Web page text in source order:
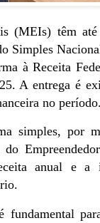
(MEIs) têm
Simples
à Receita
A entrega é
no período.
simples, por
anual e a
fundamental